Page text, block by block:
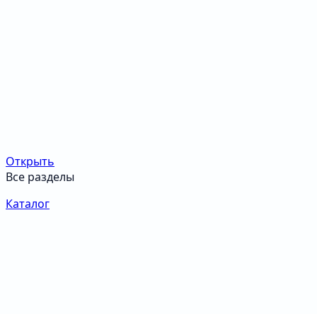
Открыть
Все разделы
Каталог